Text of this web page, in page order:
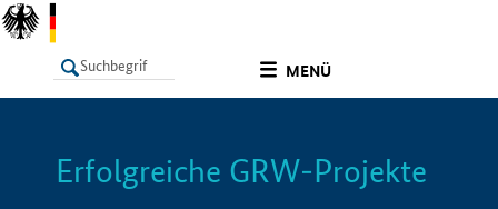
MENÜ
LISTE Info
Erfolgreiche GRW-Projekte